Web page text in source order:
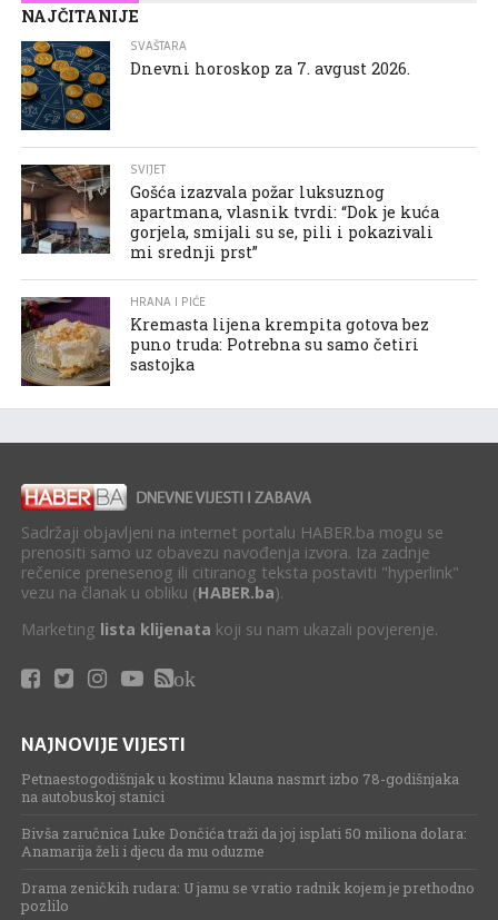
NAJČITANIJE
SVAŠTARA
Dnevni horoskop za 7. avgust 2026.
SVIJET
Gošća izazvala požar luksuznog
apartmana, vlasnik tvrdi: “Dok je kuća
gorjela, smijali su se, pili i pokazivali
mi srednji prst”
HRANA I PIĆE
Kremasta lijena krempita gotova bez
puno truda: Potrebna su samo četiri
sastojka
Sadržaji objavljeni na internet portalu HABER.ba mogu se
prenositi samo uz obavezu navođenja izvora. Iza zadnje
rečenice prenesenog ili citiranog teksta postaviti "hyperlink"
vezu na članak u obliku (HABER.ba).
Marketing lista klijenata koji su nam ukazali povjerenje.
ok
NAJNOVIJE VIJESTI
Petnaestogodišnjak u kostimu klauna nasmrt izbo 78-godišnjaka
na autobuskoj stanici
Bivša zaručnica Luke Dončića traži da joj isplati 50 miliona dolara:
Anamarija želi i djecu da mu oduzme
Drama zeničkih rudara: U jamu se vratio radnik kojem je prethodno
pozlilo